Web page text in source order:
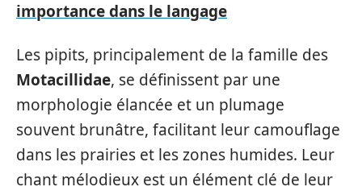
importance dans le langage
Les pipits, principalement de la famille des
Motacillidae, se définissent par une
morphologie élancée et un plumage
souvent brunâtre, facilitant leur camouflage
dans les prairies et les zones humides. Leur
chant mélodieux est un élément clé de leur